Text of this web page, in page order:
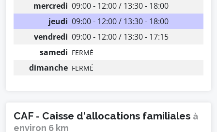
mercredi 09:00 - 12:00 / 13:30 - 18:00
jeudi 09:00 - 12:00 / 13:30 - 18:00
vendredi 09:00 - 12:00 / 13:30 - 17:15
samedi FERMÉ
dimanche FERMÉ
CAF - Caisse d'allocations familiales à
environ 6 km